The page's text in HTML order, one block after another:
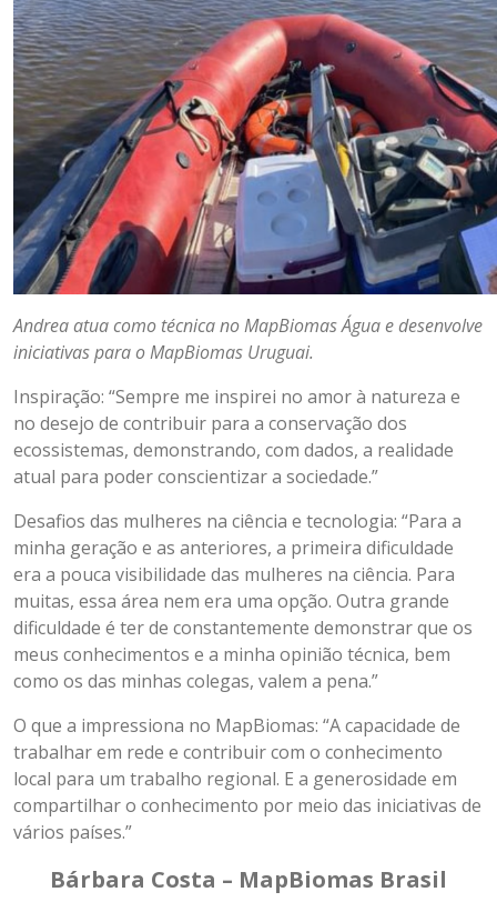
Andrea atua como técnica no MapBiomas Água e desenvolve
iniciativas para o MapBiomas Uruguai.
Inspiração: “Sempre me inspirei no amor à natureza e
no desejo de contribuir para a conservação dos
ecossistemas, demonstrando, com dados, a realidade
atual para poder conscientizar a sociedade.”
Desafios das mulheres na ciência e tecnologia: “Para a
minha geração e as anteriores, a primeira dificuldade
era a pouca visibilidade das mulheres na ciência. Para
muitas, essa área nem era uma opção. Outra grande
dificuldade é ter de constantemente demonstrar que os
meus conhecimentos e a minha opinião técnica, bem
como os das minhas colegas, valem a pena.”
O que a impressiona no MapBiomas: “A capacidade de
trabalhar em rede e contribuir com o conhecimento
local para um trabalho regional. E a generosidade em
compartilhar o conhecimento por meio das iniciativas de
vários países.”
Bárbara Costa – MapBiomas Brasil